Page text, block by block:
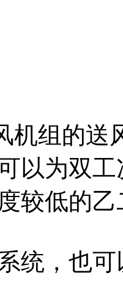
机组的
以为双
较低的
统，也